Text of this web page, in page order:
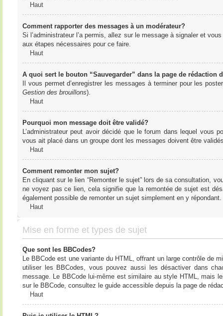
Haut
Comment rapporter des messages à un modérateur?
Si l’administrateur l’a permis, allez sur le message à signaler et
aux étapes nécessaires pour ce faire.
Haut
A quoi sert le bouton “Sauvegarder” dans la page de rédaction
Il vous permet d’enregistrer les messages à terminer pour les
Gestion des brouillons).
Haut
Pourquoi mon message doit être validé?
L’administrateur peut avoir décidé que le forum dans lequel vous
vous ait placé dans un groupe dont les messages doivent être
Haut
Comment remonter mon sujet?
En cliquant sur le lien “Remonter le sujet” lors de sa consultation,
ne voyez pas ce lien, cela signifie que la remontée de sujet est
également possible de remonter un sujet simplement en y
Haut
Mise en forme et types de sujet
Que sont les BBCodes?
Le BBCode est une variante du HTML, offrant un large contrôle de
utiliser les BBCodes, vous pouvez aussi les désactiver dans
message. Le BBCode lui-même est similaire au style HTML, mais
sur le BBCode, consultez le guide accessible depuis la page de
Haut